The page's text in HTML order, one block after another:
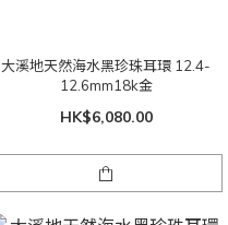
大溪地天然海水黑珍珠耳環 12.4-
12.6mm18k金
HK$6,080.00